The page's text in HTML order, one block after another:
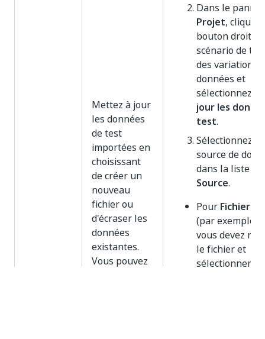
Mettez à jour
les données
de test
importées en
choisissant
de créer un
nouveau
fichier ou
d'écraser les
données
existantes.
Vous pouvez
Dans le
Projet, cliquez
bouton droit
scénario de
des variations
données et
sélectionnez
jour les
test.
Sélectionnez
source de
dans la liste
Source.
Pour Fichiers
(par exemple,
vous devez
le fichier et
sélectionner la